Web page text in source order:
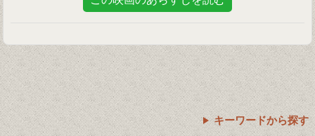
キーワードから探す